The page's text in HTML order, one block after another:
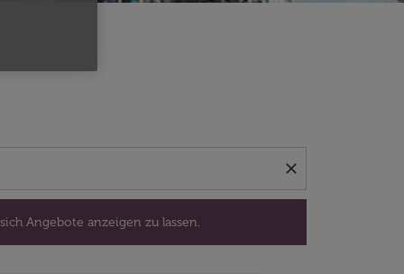
close
Angebote anzeigen zu lassen.
aus, um sich Angebote anzeigen zu lassen.